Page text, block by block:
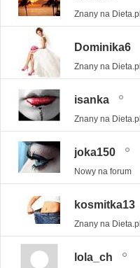
Znany na Dieta.pl
Dominika6
Znany na Dieta.pl
isanka
Znany na Dieta.pl
joka150
Nowy na forum
kosmitka13
Znany na Dieta.pl
lola_ch